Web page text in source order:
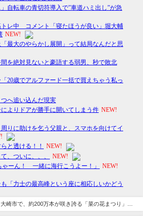
大崎市で、約200万本が咲き誇る「菜の花まつり」開